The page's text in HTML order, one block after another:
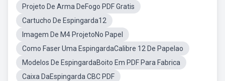
Projeto De Arma DeFogo PDF Gratis
Cartucho De Espingarda12
Imagem De M4 ProjetoNo Papel
Como Faser Uma EspingardaCalibre 12 De Papelao
Modelos De EspingardaBoito Em PDF Para Fabrica
Caixa DaEspingarda CBC PDF